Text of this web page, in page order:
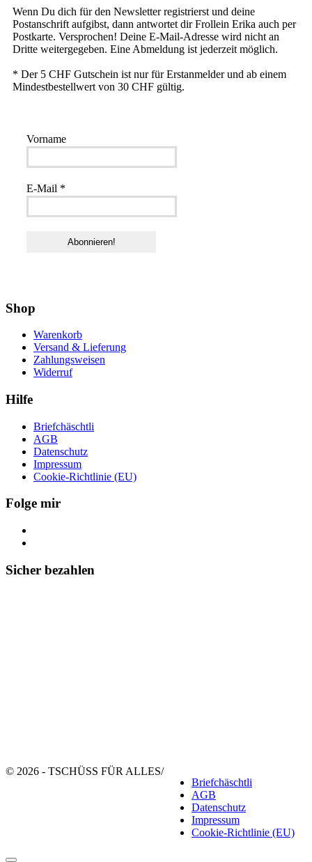
Wenn Du dich für den Newsletter registrierst und deine
Postanschrift aufgibst, dann antwortet dir Frollein Erika auch per
Postkarte. Versprochen! Deine E-Mail-Adresse wird nicht an
Dritte weitergegeben. Eine Abmeldung ist jederzeit möglich.
* Der 5 CHF Gutschein ist nur für Erstanmelder und ab einem
Mindestbestellwert von 30 CHF gültig.
Vorname
E-Mail *
Shop
Warenkorb
Versand & Lieferung
Zahlungsweisen
Widerruf
Hilfe
Briefchäschtli
AGB
Datenschutz
Impressum
Cookie-Richtlinie (EU)
Folge mir
Sicher bezahlen
© 2026 - TSCHÜSS FÜR ALLES/
Briefchäschtli
AGB
Datenschutz
Impressum
Cookie-Richtlinie (EU)